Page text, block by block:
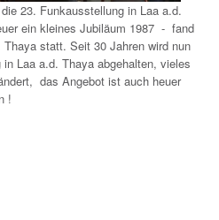
23. Funkausstellung in Laa a.d.
ein kleines Jubiläum 1987 - fand
statt. Seit 30 Jahren wird nun
Laa a.d. Thaya abgehalten, vieles
das Angebot ist auch heuer
!